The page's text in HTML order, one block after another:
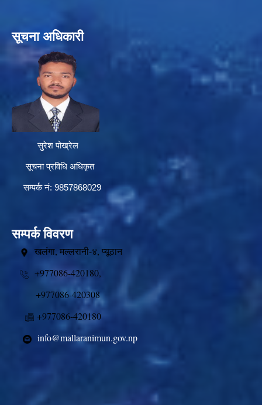
सूचना अधिकारी
सुरेश पोख्रेल
सूचना प्रविधि अधिकृत
सम्पर्क नं: 9857868029
सम्पर्क विवरण
खलंगा, मल्लरानी-४, प्यूठान
+977086-420180,
+977086-420308
+977086-420180
info@mallaranimun.gov.np